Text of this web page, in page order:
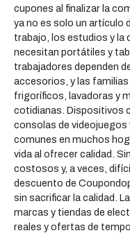
cupones al finalizar la
ya no es solo un artículo
trabajo, los estudios y la
necesitan portátiles y
trabajadores dependen
accesorios, y las
frigoríficos, lavadoras y
cotidianas. Dispositivos
consolas de videojuegos
comunes en muchos
vida al ofrecer calidad.
costosos y, a veces,
descuento de
sin sacrificar la calidad.
marcas y tiendas de
reales y ofertas de